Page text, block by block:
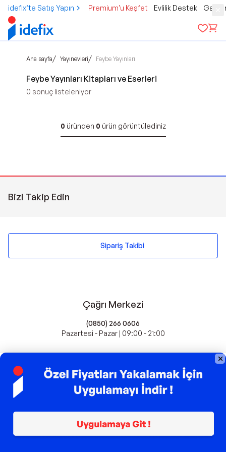
idefix’te Satış Yapın Premium'u Keşfet Evlilik Destek
Ana sayfa/ Yayınevleri/ Feybe Yayınları
Feybe Yayınları Kitapları ve Eserleri
0 sonuç listeleniyor
0 üründen 0 ürün görüntülediniz
Bizi Takip Edin
Popüler Markalar
Farmasi
Xiaomi
Lavazza
Fashcolle
Pro Plan
Sipariş Takibi
Çağrı Merkezi
(0850) 266 0606
Pazartesi - Pazar | 09:00 - 21:00